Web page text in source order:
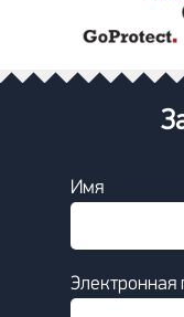
Имя
Электронная